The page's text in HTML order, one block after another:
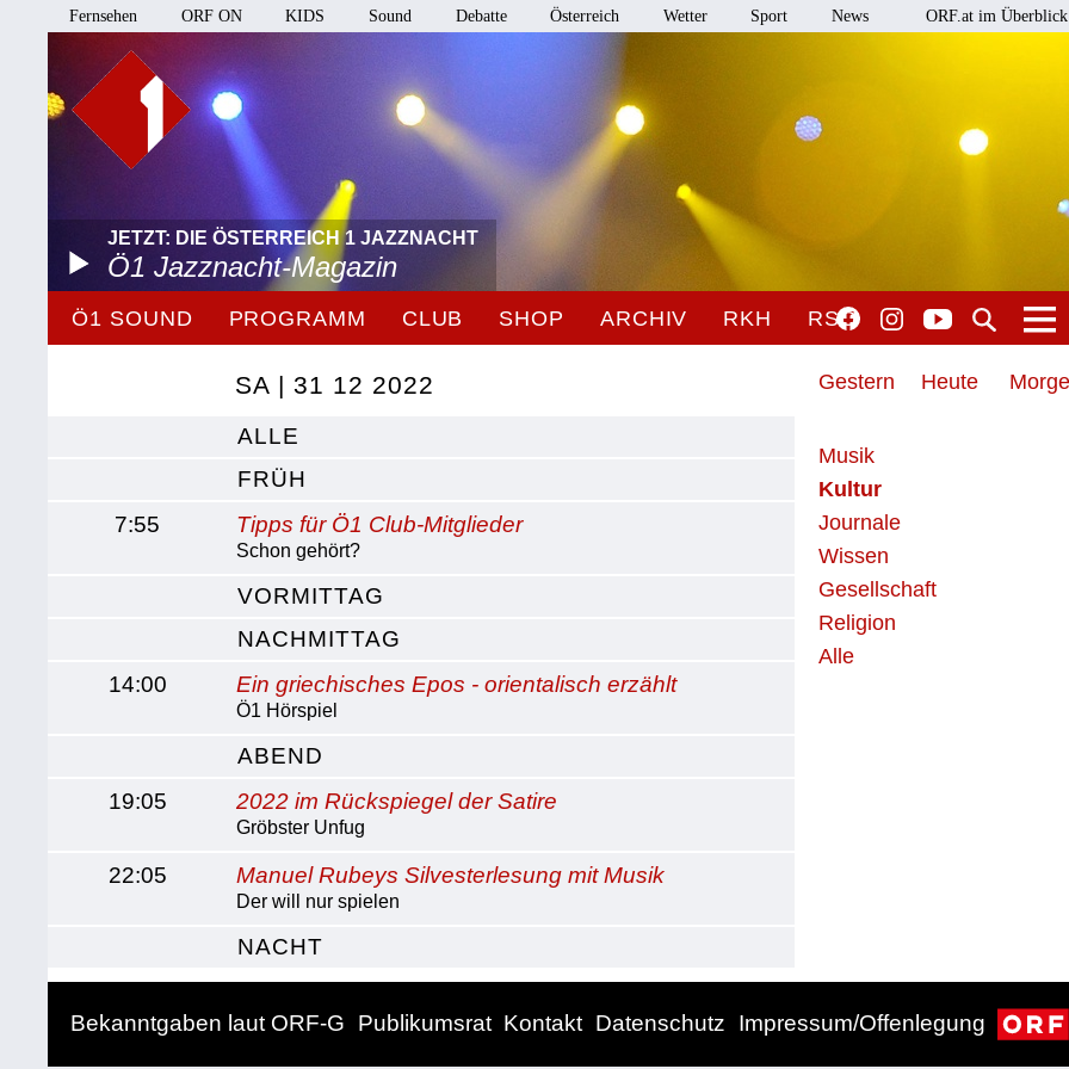
Fernsehen ORF ON KIDS Sound Debatte Österreich Wetter Sport News ORF.at im Überblick
JETZT: DIE ÖSTERREICH 1 JAZZNACHT
Ö1 Jazznacht-Magazin
Ö1 SOUND PROGRAMM CLUB SHOP ARCHIV RKH RSO
Gestern Heute
Musik
Kultur
Journale
Wissen
Gesellschaft
Religion
Alle
SA | 31 12 2022
ALLE
FRÜH
7:55
Tipps für Ö1 Club-Mitglieder
Schon gehört?
VORMITTAG
NACHMITTAG
14:00
Ein griechisches Epos - orientalisch erzählt
Ö1 Hörspiel
ABEND
19:05
2022 im Rückspiegel der Satire
Gröbster Unfug
22:05 Manuel Rubeys Silvesterlesung mit Musik
Der will nur spielen
NACHT
Bekanntgaben laut ORF-G Publikumsrat Kontakt Datenschutz Impressum/Offenlegung